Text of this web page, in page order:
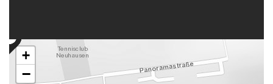
+
−